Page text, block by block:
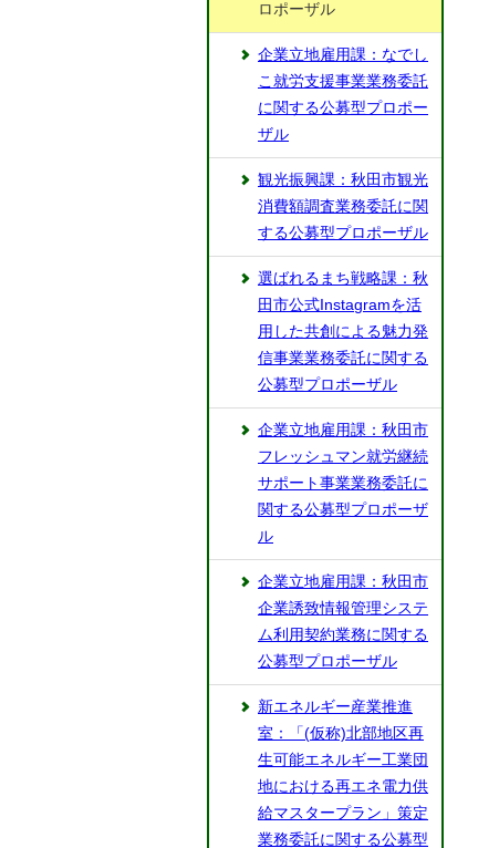
ロポーザル
企業立地雇用課：なでし
こ就労支援事業業務委託
に関する公募型プロポー
ザル
観光振興課：秋田市観光
消費額調査業務委託に関
する公募型プロポーザル
選ばれるまち戦略課：秋
田市公式Instagramを活
用した共創による魅力発
信事業業務委託に関する
公募型プロポーザル
企業立地雇用課：秋田市
フレッシュマン就労継続
サポート事業業務委託に
関する公募型プロポーザ
ル
企業立地雇用課：秋田市
企業誘致情報管理システ
ム利用契約業務に関する
公募型プロポーザル
新エネルギー産業推進
室：「(仮称)北部地区再
生可能エネルギー工業団
地における再エネ電力供
給マスタープラン」策定
業務委託に関する公募型